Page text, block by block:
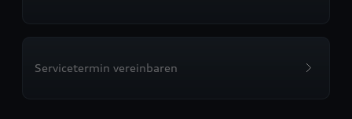
Servicetermin vereinbaren